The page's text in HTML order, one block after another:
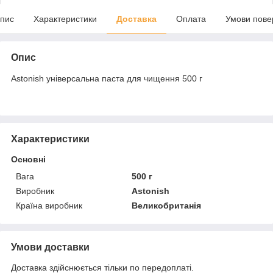
Характеристики Доставка Оплата Умови
Опис
Astonish універсальна паста для чищення 500 г
Характеристики
Основні
Вага
500 г
Виробник
Astonish
Країна виробник
Великобританія
Умови доставки
Доставка здійснюється тільки по передоплаті.